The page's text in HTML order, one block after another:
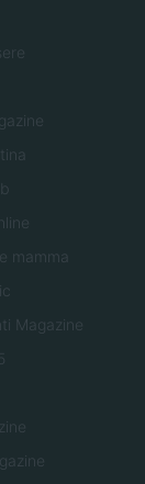
mamma
Magazine